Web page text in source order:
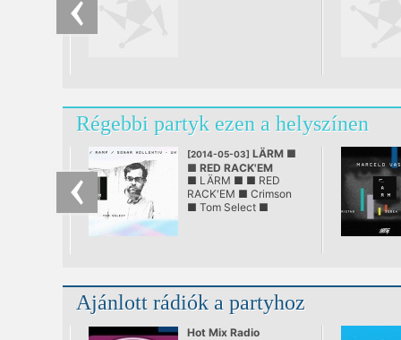
Régebbi partyk ezen a helyszínen
[2014-05-03] LÄRM ■
■ RED RACK'EM
@ LÄRM
■ LÄRM ■ ■ RED
RACK'EM ■ Crimson
■ Tom Select ■
Ajánlott rádiók a partyhoz
Hot Mix Radio